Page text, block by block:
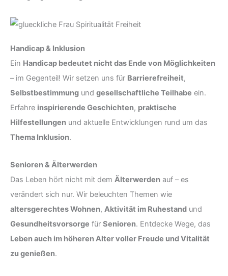
Handicap & Inklusion
Ein Handicap bedeutet nicht das Ende von Möglichkeiten
– im Gegenteil! Wir setzen uns für Barrierefreiheit,
Selbstbestimmung und gesellschaftliche Teilhabe ein.
Erfahre inspirierende Geschichten, praktische
Hilfestellungen und aktuelle Entwicklungen rund um das
Thema Inklusion.
Senioren & Älterwerden
Das Leben hört nicht mit dem Älterwerden auf – es
verändert sich nur. Wir beleuchten Themen wie
altersgerechtes Wohnen, Aktivität im Ruhestand und
Gesundheitsvorsorge für Senioren. Entdecke Wege, das
Leben auch im höheren Alter voller Freude und Vitalität
zu genießen.